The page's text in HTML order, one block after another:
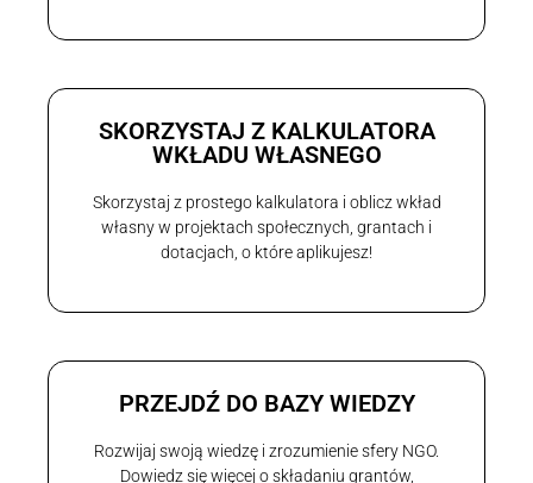
SKORZYSTAJ Z KALKULATORA
WKŁADU WŁASNEGO
Skorzystaj z prostego kalkulatora i oblicz wkład
własny w projektach społecznych, grantach i
dotacjach, o które aplikujesz!
PRZEJDŹ DO BAZY WIEDZY
Rozwijaj swoją wiedzę i zrozumienie sfery NGO.
Dowiedz się więcej o składaniu grantów,